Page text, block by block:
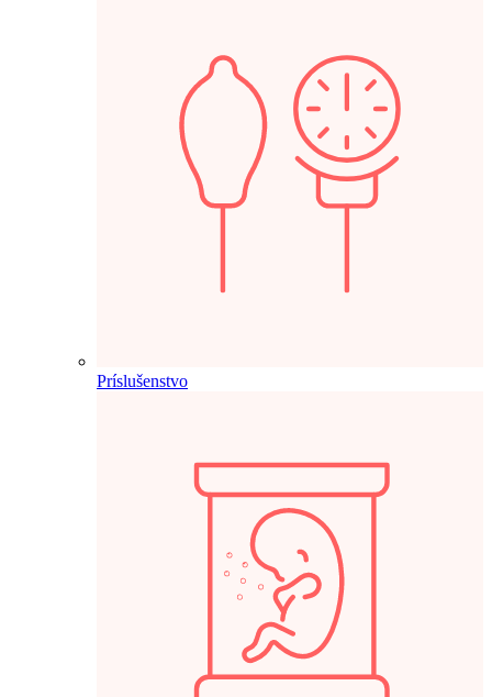
Príslušenstvo